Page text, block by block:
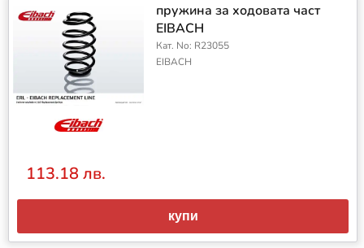
пружина за ходовата част
EIBACH
Кат. No: R23055
EIBACH
113.18 лв.
купи